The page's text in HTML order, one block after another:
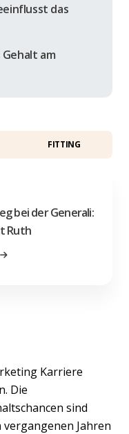
das
am
FITTING
bei der Generali:
Ruth
Karriere
Die
sind
Jahren